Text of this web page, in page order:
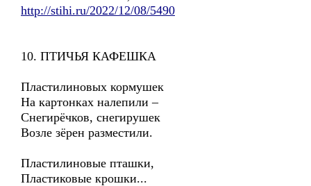
http://stihi.ru/2022/12/08/5490
10. ПТИЧЬЯ КАФЕШКА
Пластилиновых кормушек
На картонках налепили –
Снегирёчков, снегирушек
Возле зёрен разместили.
Пластилиновые пташки,
Пластиковые крошки...